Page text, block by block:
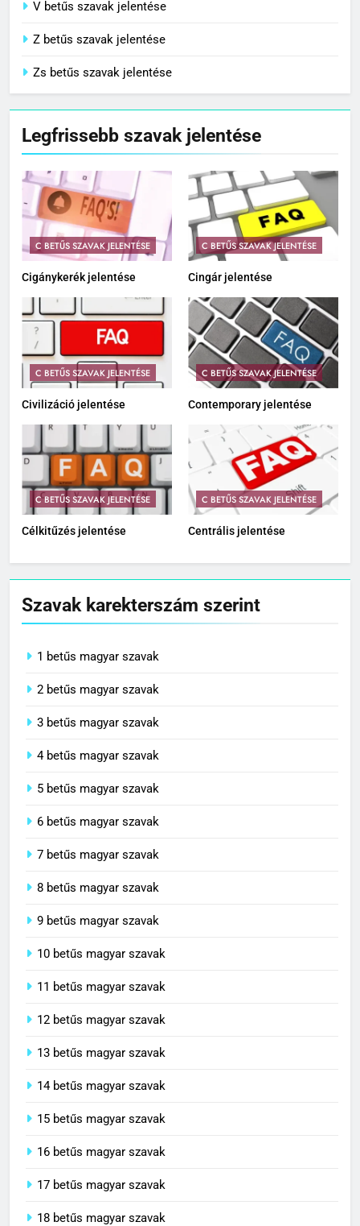
V betűs szavak jelentése
Z betűs szavak jelentése
Zs betűs szavak jelentése
Legfrissebb szavak jelentése
C BETŰS SZAVAK JELENTÉSE
Cigánykerék jelentése
C BETŰS SZAVAK JELENTÉSE
Cingár jelentése
C BETŰS SZAVAK JELENTÉSE
Civilizáció jelentése
C BETŰS SZAVAK JELENTÉSE
Contemporary jelentése
C BETŰS SZAVAK JELENTÉSE
Célkitűzés jelentése
C BETŰS SZAVAK JELENTÉSE
Centrális jelentése
Szavak karekterszám szerint
1 betűs magyar szavak
2 betűs magyar szavak
3 betűs magyar szavak
4 betűs magyar szavak
5 betűs magyar szavak
6 betűs magyar szavak
7 betűs magyar szavak
8 betűs magyar szavak
9 betűs magyar szavak
10 betűs magyar szavak
11 betűs magyar szavak
12 betűs magyar szavak
13 betűs magyar szavak
14 betűs magyar szavak
15 betűs magyar szavak
16 betűs magyar szavak
17 betűs magyar szavak
18 betűs magyar szavak